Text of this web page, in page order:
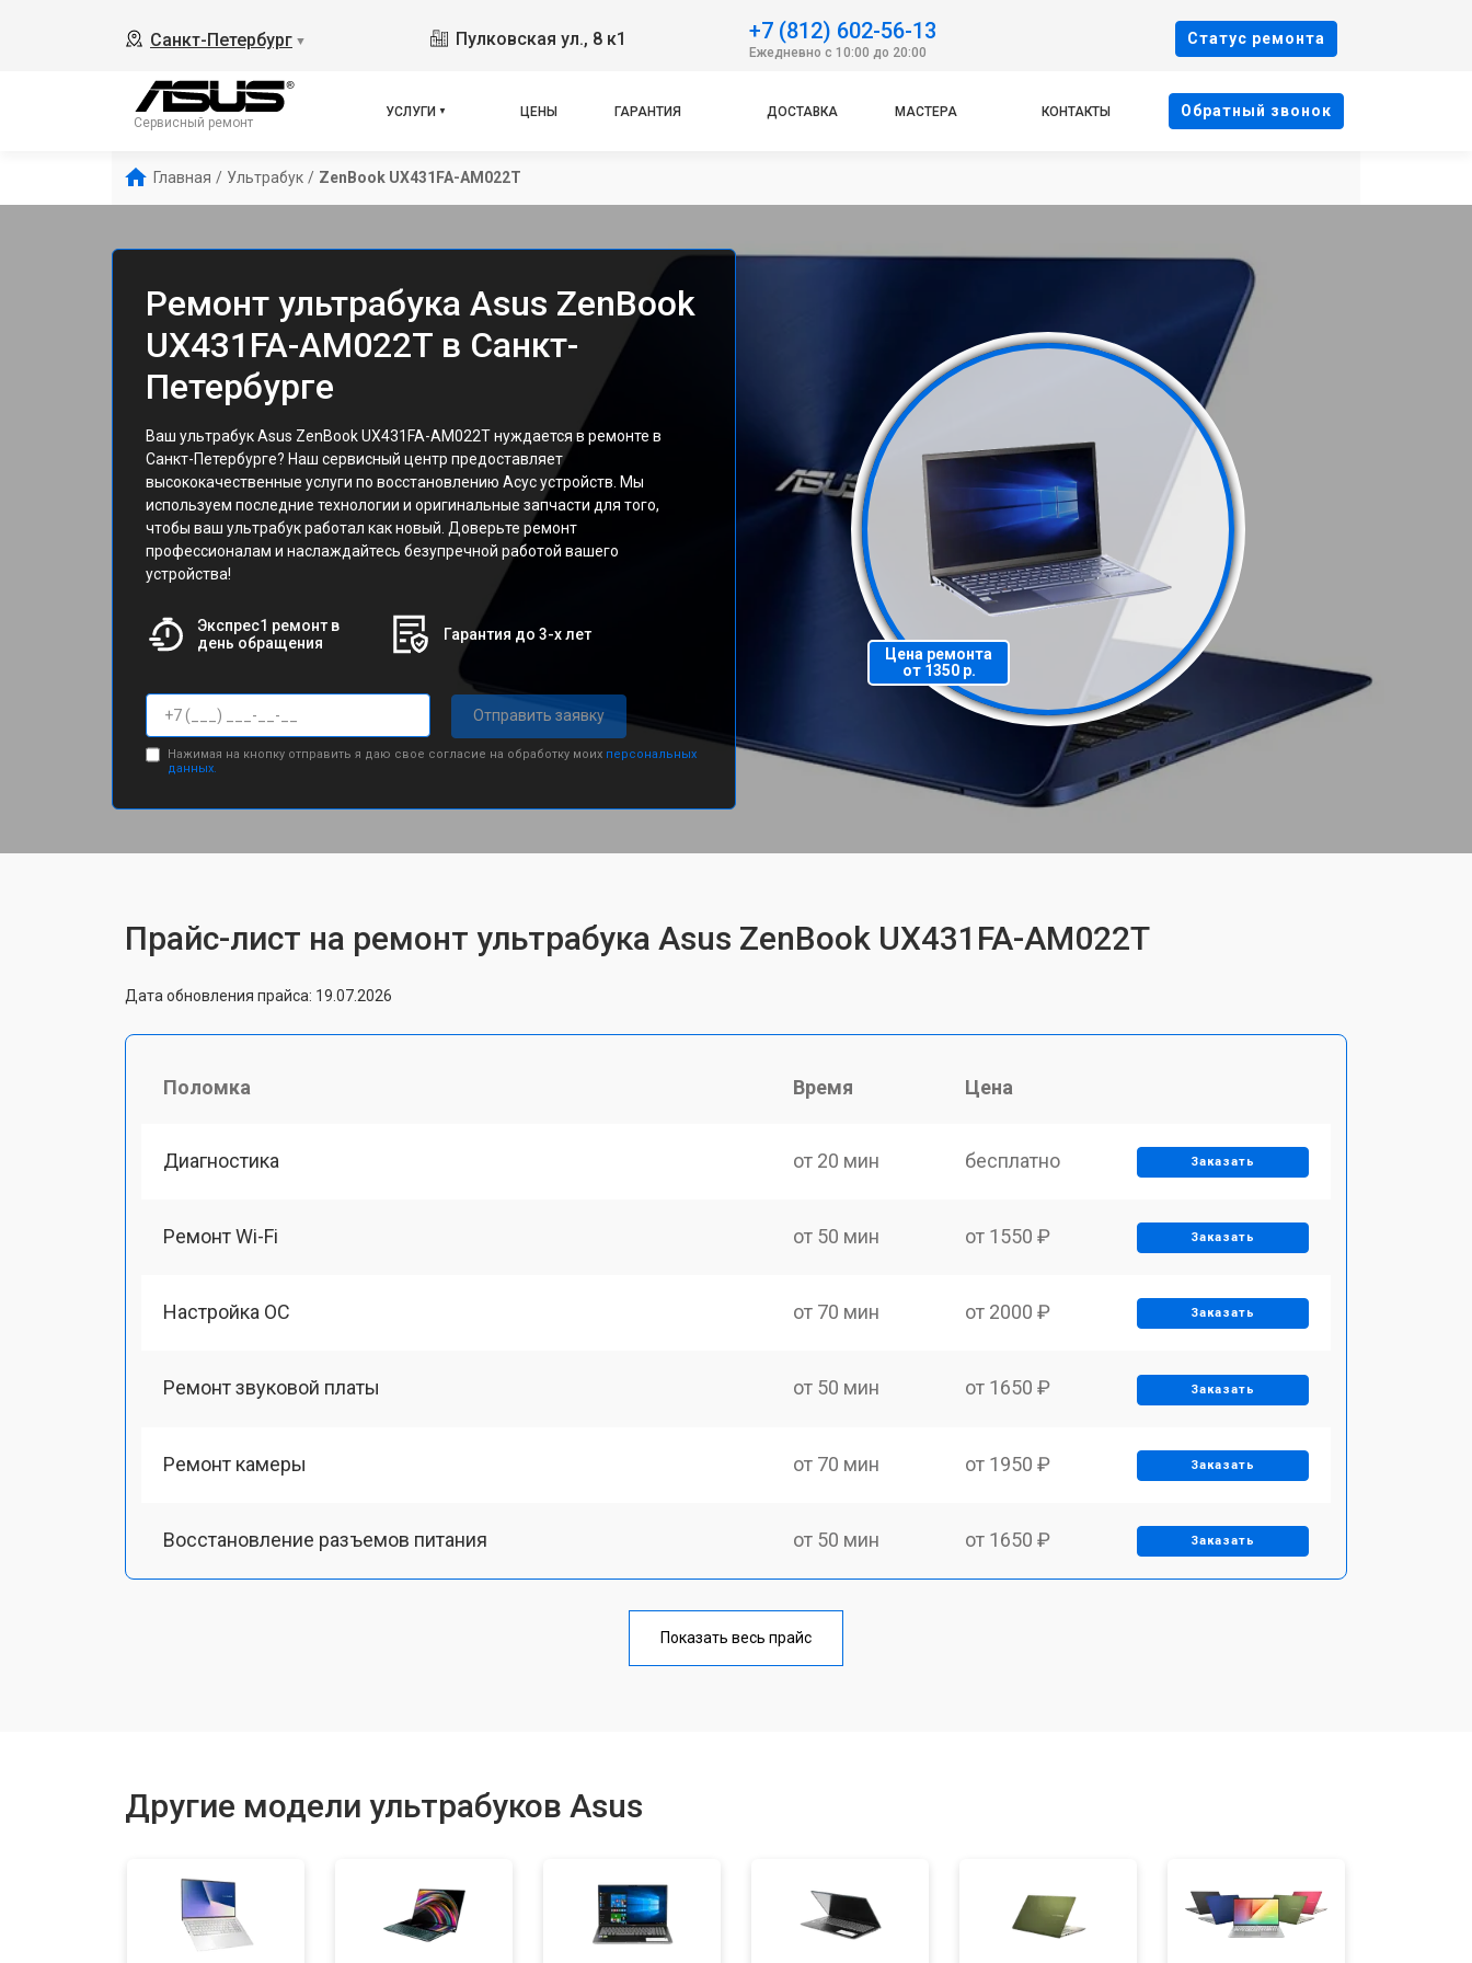
Санкт-Петербург ▼ Пулковская ул., 8 к1 +7 (812) 602-56-13
Ежедневно с 10:00 до 20:00
Cтатус ремонта
Сервисный ремонт
УСЛУГИ ЦЕНЫ ГАРАНТИЯ ДОСТАВКА МАСТЕРА КОНТАКТЫ Oбратный звонок
Главная / Ультрабук / ZenBook UX431FA-AM022T
Ремонт ультрабука Asus ZenBook
UX431FA-AM022T в Санкт-
Петербурге
Ваш ультрабук Asus ZenBook UX431FA-AM022T нуждается в ремонте в
Санкт-Петербурге? Наш сервисный центр предоставляет
высококачественные услуги по восстановлению Асус устройств. Мы
используем последние технологии и оригинальные запчасти для того,
чтобы ваш ультрабук работал как новый. Доверьте ремонт
профессионалам и наслаждайтесь безупречной работой вашего
устройства!
Экспрес1 ремонт в
день обращения
Гарантия до 3-х лет
Отправить заявку
Нажимая на кнопку отправить я даю свое согласие на обработку моих персональных
данных.
Цена ремонта
от 1350 р.
Прайс-лист на ремонт ультрабука Asus ZenBook UX431FA-AM022T
Дата обновления прайса: 19.07.2026
Поломка Время Цена
Диагностика от 20 мин бесплатно Заказать
Ремонт Wi-Fi от 50 мин от 1550 ₽ Заказать
Настройка ОС от 70 мин от 2000 ₽ Заказать
Ремонт звуковой платы от 50 мин от 1650 ₽ Заказать
Ремонт камеры от 70 мин от 1950 ₽ Заказать
Восстановление разъемов питания от 50 мин от 1650 ₽ Заказать
от 70 мин
Установка видеокарты от 60 мин от 1350 ₽ Заказать
Показать весь прайс
Другие модели ультрабуков Asus